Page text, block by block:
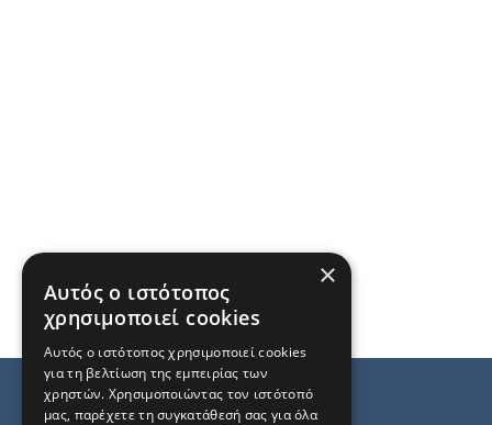
×
Αυτός ο ιστότοπος
χρησιμοποιεί cookies
Αυτός ο ιστότοπος χρησιμοποιεί cookies
για τη βελτίωση της εμπειρίας των
χρηστών. Χρησιμοποιώντας τον ιστότοπό
μας, παρέχετε τη συγκατάθεσή σας για όλα